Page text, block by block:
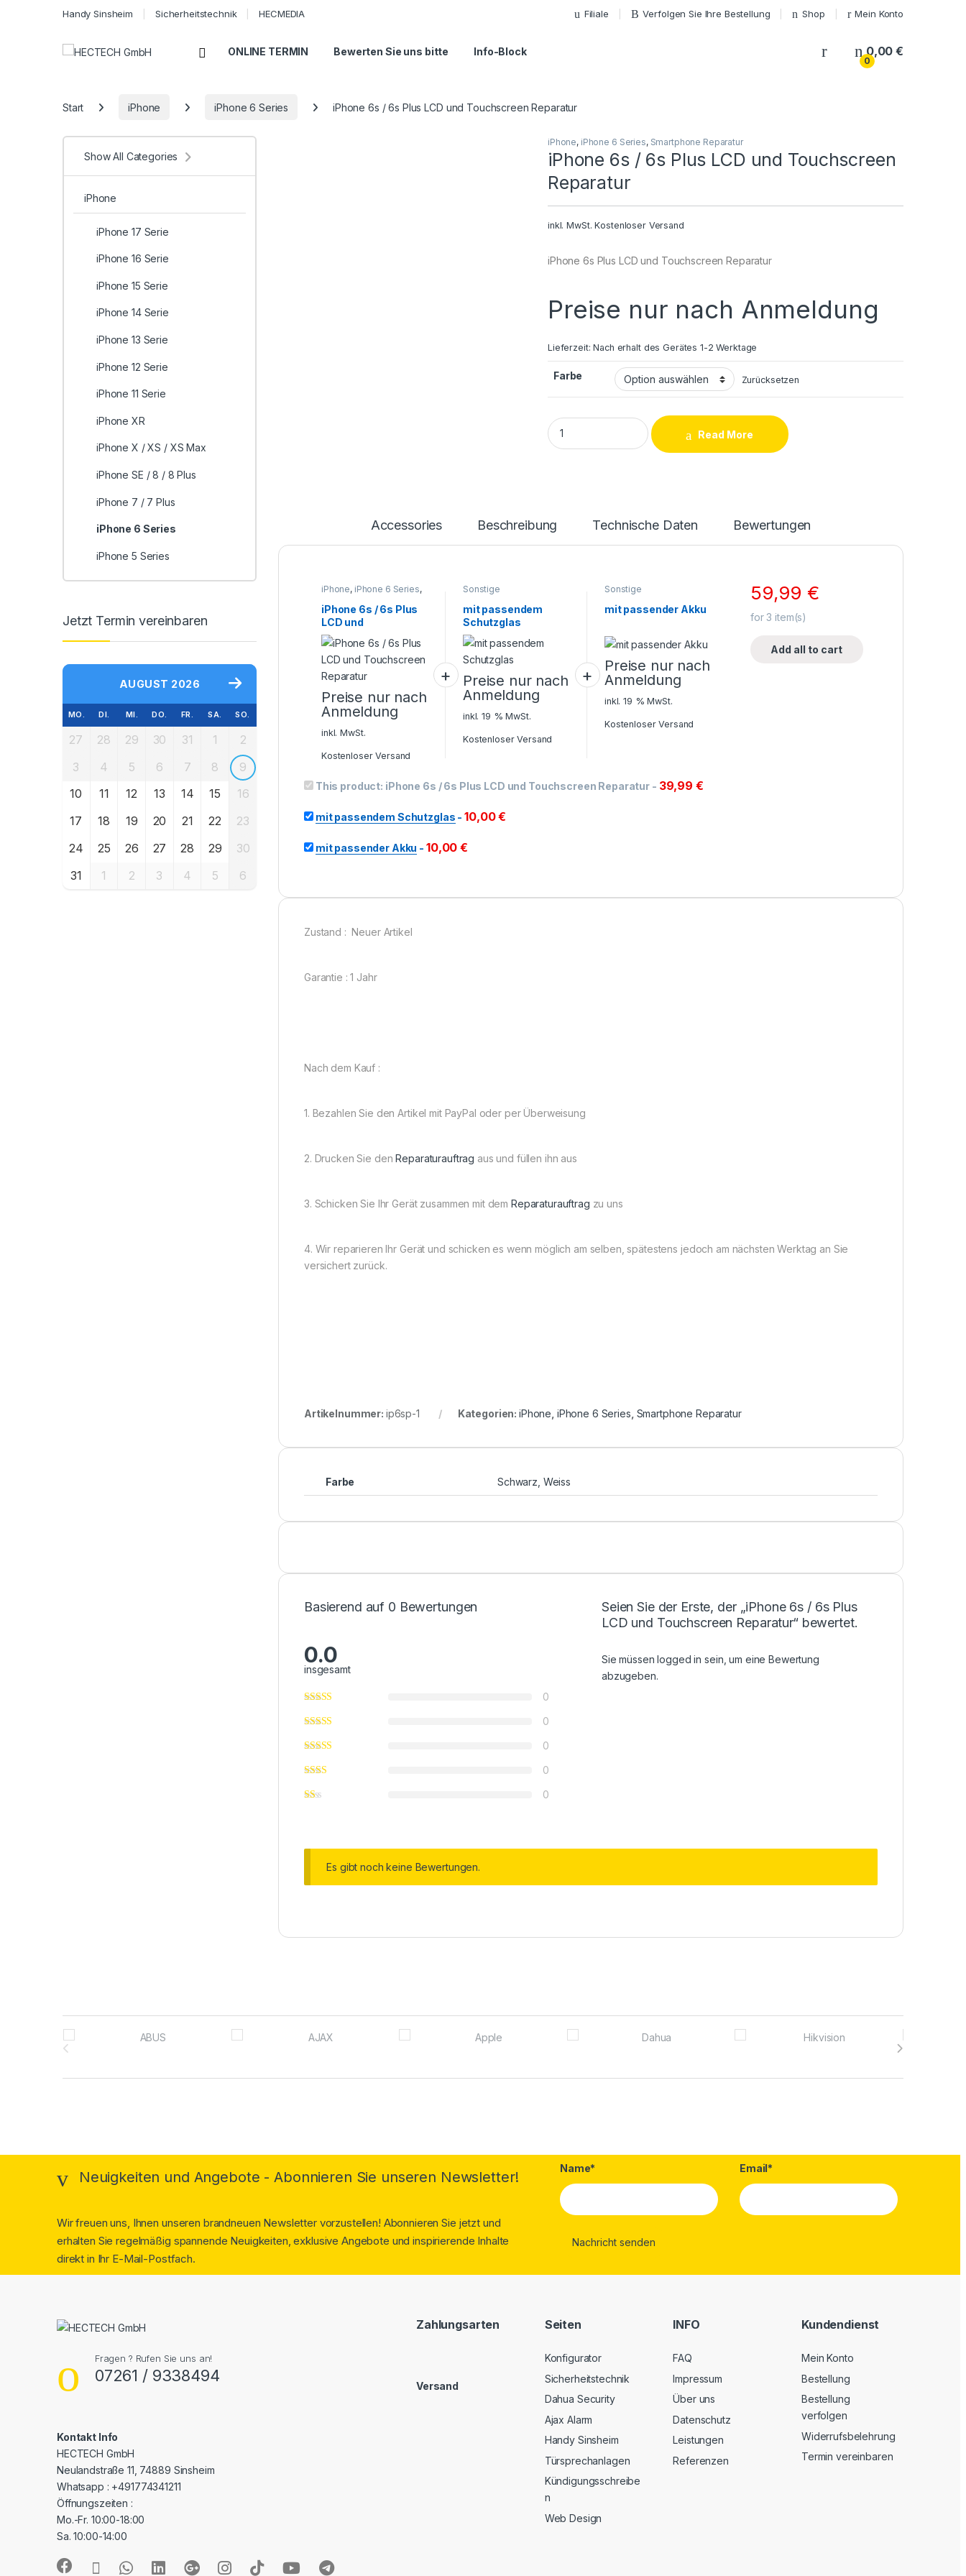
Handy Sinsheim Sicherheitstechnik HECMEDIA Filiale Verfolgen Sie Ihre Bestellung Shop Mein Konto
Open ONLINE TERMIN Bewerten Sie uns bitte Info-Block My Account
0
0,00€
Start iPhone iPhone 6 Series iPhone 6s / 6s Plus LCD und Touchscreen Reparatur
iPhone, iPhone 6 Series, Smartphone Reparatur
iPhone 6s / 6s Plus LCD und Touchscreen
Reparatur
inkl. MwSt. Kostenloser Versand
iPhone 6s Plus LCD und Touchscreen Reparatur
Preise nur nach Anmeldung
Lieferzeit:Nach erhalt des Gerätes 1-2 Werktage
Farbe Zurücksetzen
iPhone 6s / 6s Plus LCD und Touchscreen Reparatur quantity
Read More
Accessories Beschreibung Technische Daten Bewertungen
iPhone, iPhone 6 Series,
iPhone 6s / 6s Plus
LCD und
Touchscreen
Reparatur
Preise nur nach
Anmeldung
inkl. MwSt.
Kostenloser Versand
Sonstige
mit passendem
Schutzglas
Preise nur nach
Anmeldung
inkl. 19 % MwSt.
Kostenloser Versand
Sonstige
mit passender Akku
Preise nur nach
Anmeldung
inkl. 19 % MwSt.
Kostenloser Versand
This product: iPhone 6s / 6s Plus LCD und Touchscreen Reparatur - 39,99 €
mit passendem Schutzglas -10,00€
mit passender Akku - 10,00€
59,99€
for3 item(s)
Add all to cart
Zustand : Neuer Artikel
Garantie : 1 Jahr
Nach dem Kauf :
1. Bezahlen Sie den Artikel mit PayPal oder per Überweisung
2. Drucken Sie denReparaturauftrag aus und füllen ihn aus
3. Schicken Sie Ihr Gerät zusammen mit dem Reparaturauftrag zu uns
4. Wir reparieren Ihr Gerät und schicken es wenn möglich am selben, spätestens jedoch am nächsten Werktag an Sie
versichert zurück.
Artikelnummer: ip6sp-1 Kategorien: iPhone iPhone 6 Series Smartphone Reparatur
Farbe Schwarz, Weiss
Basierend auf 0 Bewertungen
0.0
insgesamt
0
0
0
0
0
Seien Sie der Erste, der „iPhone 6s / 6s Plus
LCD und Touchscreen Reparatur“ bewertet.
Sie müssenlogged in sein, um eine Bewertung
abzugeben.
Es gibt noch keine Bewertungen.
Show All Categories
iPhone
iPhone 17 Serie
iPhone 16 Serie
iPhone 15 Serie
iPhone 14 Serie
iPhone 13 Serie
iPhone 12 Serie
iPhone 11 Serie
iPhone XR
iPhone X / XS / XS Max
iPhone SE / 8 / 8 Plus
iPhone 7 / 7 Plus
iPhone 6 Series
iPhone 5 Series
Jetzt Termin vereinbaren
AUGUST 2026
MO. DI. MI. DO. FR. SA. SO.
27 28 29 30 31 1
2
3
4 5 6 7 8
9
10
11 12 13 14 15
16
17
18 19 20 21 22
23
24
25 26 27 28 29
30
31
1 2 3 4 5 6
Brands Carousel
Neuigkeiten und Angebote - Abonnieren Sie unseren Newsletter!
Wir freuen uns, Ihnen unseren brandneuen Newsletter vorzustellen! Abonnieren Sie jetzt und
erhalten Sie regelmäßig spannende Neuigkeiten, exklusive Angebote und inspirierende Inhalte
direkt in Ihr E-Mail-Postfach.
Name* Email*
Fragen ? Rufen Sie uns an!
07261 / 9338494
Kontakt Info
HECTECH GmbH
Neulandstraße 11, 74889 Sinsheim
Whatsapp : +491774341211
Öffnungszeiten :
Mo.-Fr. 10:00-18:00
Sa. 10:00-14:00
Zahlungsarten
Versand
Seiten
Konfigurator
Sicherheitstechnik
Dahua Security
Ajax Alarm
Handy Sinsheim
Türsprechanlagen
Kündigungsschreibe
n
Web Design
INFO
FAQ
Impressum
Über uns
Datenschutz
Leistungen
Referenzen
Kundendienst
Mein Konto
Bestellung
Bestellung
verfolgen
Widerrufsbelehrung
Termin vereinbaren